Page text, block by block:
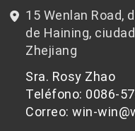
Noticias y Eventos
política de
Chips de PET que
15 Wenlan Road,
de Haining,
Zhejiang
Sra. Rosy Zhao
Teléfono: 0086-
Correo: win-